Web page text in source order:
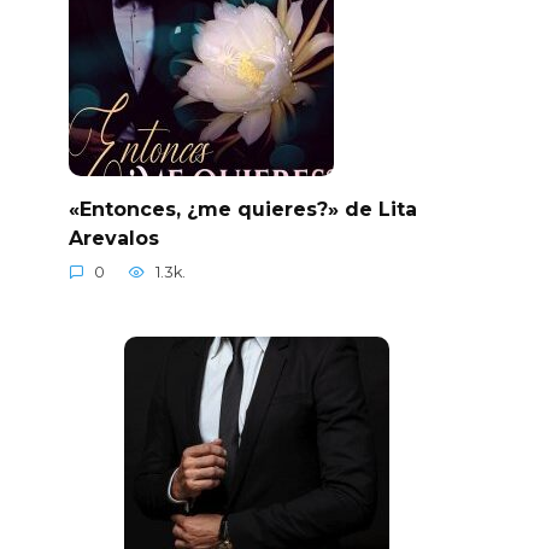
«Entonces, ¿me quieres?» de Lita
Arevalos
0 1.3k.